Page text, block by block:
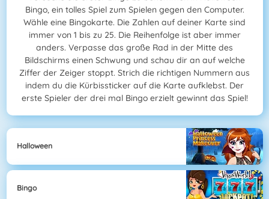
Bingo, ein tolles Spiel zum Spielen gegen den Computer.
Wähle eine Bingokarte. Die Zahlen auf deiner Karte sind
immer von 1 bis zu 25. Die Reihenfolge ist aber immer
anders. Verpasse das große Rad in der Mitte des
Bildschirms einen Schwung und schau dir an auf welche
Ziffer der Zeiger stoppt. Strich die richtigen Nummern aus
indem du die Kürbissticker auf die Karte aufklebst. Der
erste Spieler der drei mal Bingo erzielt gewinnt das Spiel!
Halloween
Bingo